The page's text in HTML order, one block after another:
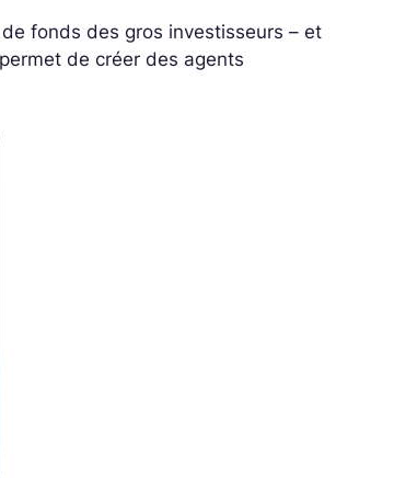
fonds des gros investisseurs – et
de créer des agents